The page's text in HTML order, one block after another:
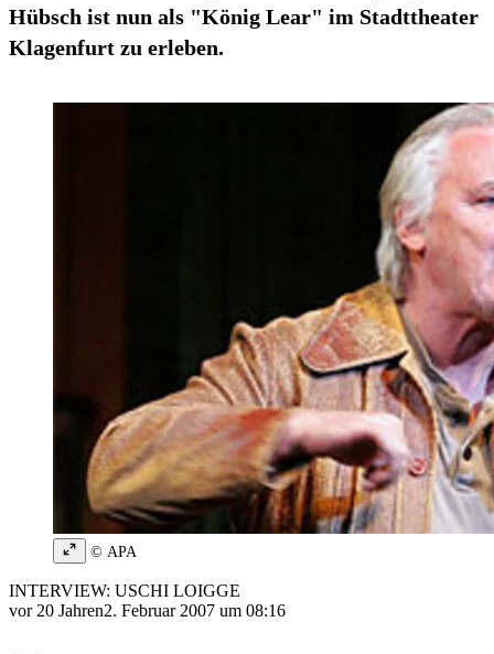
Hübsch ist nun als "König Lear" im Stadttheater
Klagenfurt zu erleben.
© APA
INTERVIEW: USCHI LOIGGE
vor 20 Jahren2. Februar 2007 um 08:16